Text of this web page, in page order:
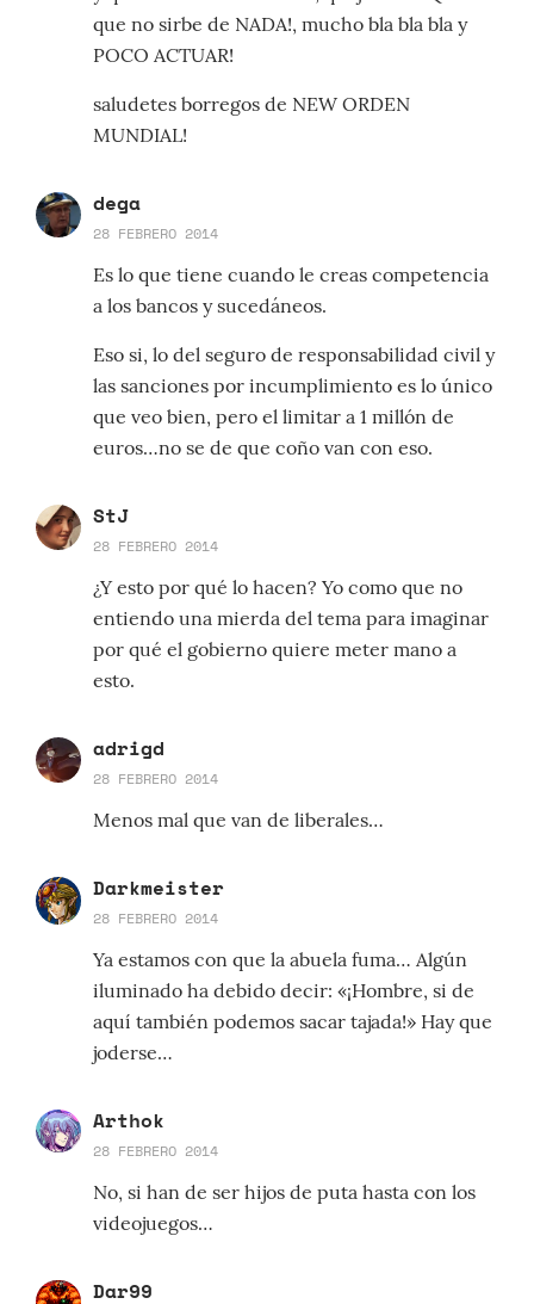
que no sirbe de NADA!, mucho bla bla bla y
POCO ACTUAR!
saludetes borregos de NEW ORDEN
MUNDIAL!
dega
28 FEBRERO 2014
Es lo que tiene cuando le creas competencia
a los bancos y sucedáneos.
Eso si, lo del seguro de responsabilidad civil y
las sanciones por incumplimiento es lo único
que veo bien, pero el limitar a 1 millón de
euros…no se de que coño van con eso.
StJ
28 FEBRERO 2014
¿Y esto por qué lo hacen? Yo como que no
entiendo una mierda del tema para imaginar
por qué el gobierno quiere meter mano a
esto.
adrigd
28 FEBRERO 2014
Menos mal que van de liberales…
Darkmeister
28 FEBRERO 2014
Ya estamos con que la abuela fuma… Algún
iluminado ha debido decir: «¡Hombre, si de
aquí también podemos sacar tajada!» Hay que
joderse…
Arthok
28 FEBRERO 2014
No, si han de ser hijos de puta hasta con los
videojuegos…
Dar99